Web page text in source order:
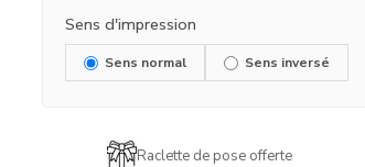
Sens d'impression
Sens normal Sens inversé
Raclette de pose offerte